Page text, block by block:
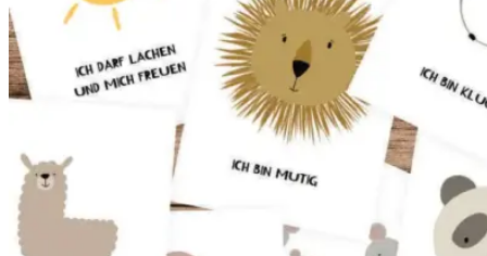
16,90 €